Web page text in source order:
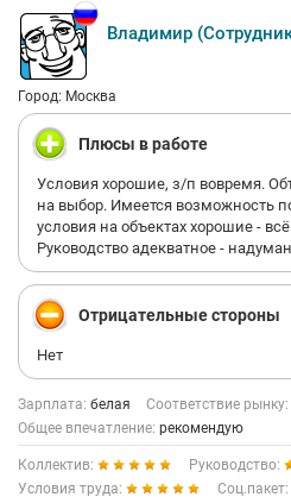
Владимир
Город: Москва
Плюсы в работе
Условия хорошие, з/п вовремя.
на выбор. Имеется возможность
условия на объектах хорошие -
Руководство адекватное -
Отрицательные стороны
Нет
Зарплата: белая Соответствие рынку:
Общее впечатление: рекомендую
Коллектив:
Руководство:
Условия труда:
Соц.пакет: